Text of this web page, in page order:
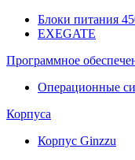
Блоки питания
EXEGATE
Программное
Операционные
Корпуса
Корпус Ginzzu